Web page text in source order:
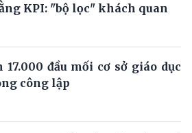
KPI: "bộ lọc" khách quan
đầu mối cơ sở giáo dục
công lập